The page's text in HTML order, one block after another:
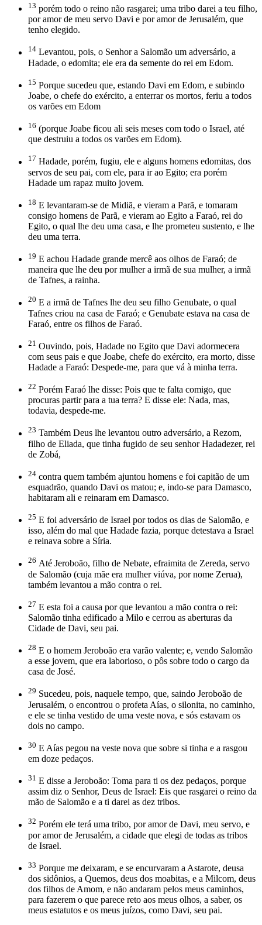
13 porém todo o reino não rasgarei; uma tribo darei a teu filho,
por amor de meu servo Davi e por amor de Jerusalém, que
tenho elegido.
14 Levantou, pois, o Senhor a Salomão um adversário, a
Hadade, o edomita; ele era da semente do rei em Edom.
15 Porque sucedeu que, estando Davi em Edom, e subindo
Joabe, o chefe do exército, a enterrar os mortos, feriu a todos
os varões em Edom
16 (porque Joabe ficou ali seis meses com todo o Israel, até
que destruiu a todos os varões em Edom).
17 Hadade, porém, fugiu, ele e alguns homens edomitas, dos
servos de seu pai, com ele, para ir ao Egito; era porém
Hadade um rapaz muito jovem.
18 E levantaram-se de Midiã, e vieram a Parã, e tomaram
consigo homens de Parã, e vieram ao Egito a Faraó, rei do
Egito, o qual lhe deu uma casa, e lhe prometeu sustento, e lhe
deu uma terra.
19 E achou Hadade grande mercê aos olhos de Faraó; de
maneira que lhe deu por mulher a irmã de sua mulher, a irmã
de Tafnes, a rainha.
20 E a irmã de Tafnes lhe deu seu filho Genubate, o qual
Tafnes criou na casa de Faraó; e Genubate estava na casa de
Faraó, entre os filhos de Faraó.
21 Ouvindo, pois, Hadade no Egito que Davi adormecera
com seus pais e que Joabe, chefe do exército, era morto, disse
Hadade a Faraó: Despede-me, para que vá à minha terra.
22 Porém Faraó lhe disse: Pois que te falta comigo, que
procuras partir para a tua terra? E disse ele: Nada, mas,
todavia, despede-me.
23 Também Deus lhe levantou outro adversário, a Rezom,
filho de Eliada, que tinha fugido de seu senhor Hadadezer, rei
de Zobá,
24 contra quem também ajuntou homens e foi capitão de um
esquadrão, quando Davi os matou; e, indo-se para Damasco,
habitaram ali e reinaram em Damasco.
25 E foi adversário de Israel por todos os dias de Salomão, e
isso, além do mal que Hadade fazia, porque detestava a Israel
e reinava sobre a Síria.
26 Até Jeroboão, filho de Nebate, efraimita de Zereda, servo
de Salomão (cuja mãe era mulher viúva, por nome Zerua),
também levantou a mão contra o rei.
27 E esta foi a causa por que levantou a mão contra o rei:
Salomão tinha edificado a Milo e cerrou as aberturas da
Cidade de Davi, seu pai.
28 E o homem Jeroboão era varão valente; e, vendo Salomão
a esse jovem, que era laborioso, o pôs sobre todo o cargo da
casa de José.
29 Sucedeu, pois, naquele tempo, que, saindo Jeroboão de
Jerusalém, o encontrou o profeta Aías, o silonita, no caminho,
e ele se tinha vestido de uma veste nova, e sós estavam os
dois no campo.
30 E Aías pegou na veste nova que sobre si tinha e a rasgou
em doze pedaços.
31 E disse a Jeroboão: Toma para ti os dez pedaços, porque
assim diz o Senhor, Deus de Israel: Eis que rasgarei o reino da
mão de Salomão e a ti darei as dez tribos.
32 Porém ele terá uma tribo, por amor de Davi, meu servo, e
por amor de Jerusalém, a cidade que elegi de todas as tribos
de Israel.
33 Porque me deixaram, e se encurvaram a Astarote, deusa
dos sidônios, a Quemos, deus dos moabitas, e a Milcom, deus
dos filhos de Amom, e não andaram pelos meus caminhos,
para fazerem o que parece reto aos meus olhos, a saber, os
meus estatutos e os meus juízos, como Davi, seu pai.